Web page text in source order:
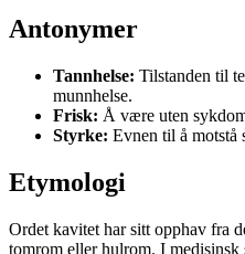
Antonymer
Tannhelse: Tilstanden til
munnhelse.
Frisk: Å være uten
Styrke: Evnen til å motstå
Etymologi
Ordet kavitet har sitt opphav fra
tomrom eller hulrom. I medisinsk